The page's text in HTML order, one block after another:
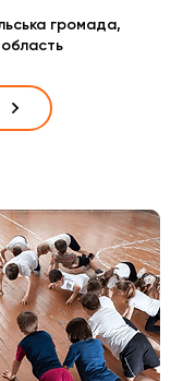
громада,